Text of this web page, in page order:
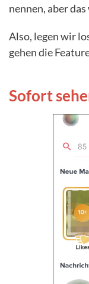
nennen, aber
Also, legen wir
gehen die
Sofort